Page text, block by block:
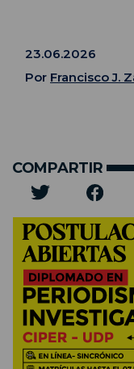
23.06.2026
Por Francisco J.
COMPARTIR